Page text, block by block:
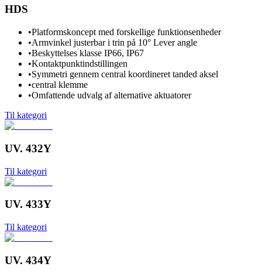
HDS
•Platformskoncept med forskellige funktionsenheder
•Armvinkel justerbar i trin på 10° Lever angle
•Beskyttelses klasse IP66, IP67
•Kontaktpunktindstillingen
•Symmetri gennem central koordineret tanded aksel
•central klemme
•Omfattende udvalg af alternative aktuatorer
Til kategori
UV. 432Y
Til kategori
UV. 433Y
Til kategori
UV. 434Y